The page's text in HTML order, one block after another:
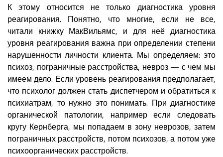
К этому относится не только диагностика уровня
реагирования. Понятно, что многие, если не все,
читали книжку МакВильямс, и для неё диагностика
уровня реагирования важна при определении степени
нарушенности личности клиента. Мы определяем: это
психоз, пограничные расстройства, невроз — с чем мы
имеем дело. Если уровень реагирования предполагает,
что психолог должен стать диспетчером и обратиться к
психиатрам, то нужно это понимать. При диагностике
органической патологии, например если следовать
кругу Кернберга, мы попадаем в зону неврозов, затем
пограничных расстройств, потом психозов, а потом уже
психоорганических расстройств.